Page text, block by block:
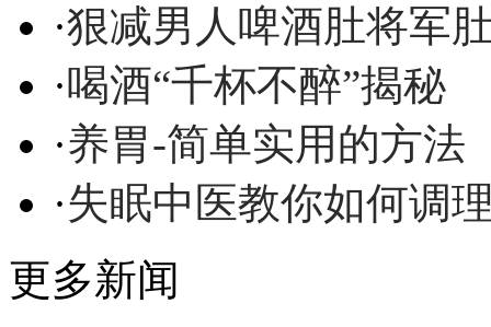
·狠减男人啤酒肚将军
·喝酒“千杯不醉”揭秘
·养胃-简单实用的方法
·失眠中医教你如何调
更多新闻